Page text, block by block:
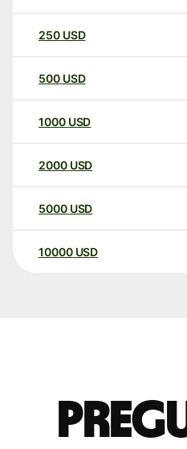
250 USD
500 USD
1000 USD
2000 USD
5000 USD
10000 USD